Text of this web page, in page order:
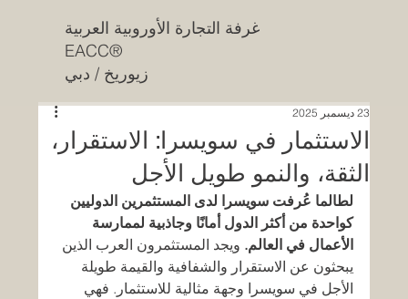
غرفة التجارة الأوروبية العربية
EACC®
زيوريخ / دبي
الاستثمار في سويسرا: الاستقرار،
الثقة، والنمو طويل الأجل
23 ديسمبر 2025
لطالما عُرفت سويسرا لدى المستثمرين الدوليين
كواحدة من أكثر الدول أمانًا وجاذبية لممارسة
الأعمال في العالم. ويجد المستثمرون العرب الذين
يبحثون عن الاستقرار والشفافية والقيمة طويلة
الأجل في سويسرا وجهة مثالية للاستثمار. فهي